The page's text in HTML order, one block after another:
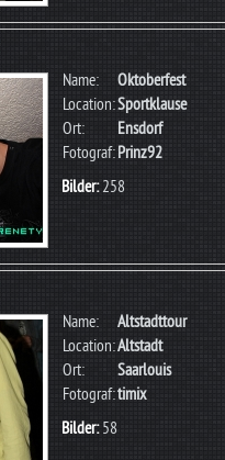
Name:
Oktoberfest
Location:Sportklause
Ort:
Ensdorf
Fotograf:Prinz92
Bilder:258
Name:
Altstadttour
Location:Altstadt
Ort:
Saarlouis
Fotograf:timix
Bilder:58